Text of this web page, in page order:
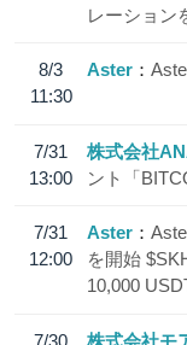
レーション
8/3
11:30
Aster
7/31
13:00
株式会社
ント「
7/31
12:00
Aster
を開始
10,000
7/30 株式会社モ